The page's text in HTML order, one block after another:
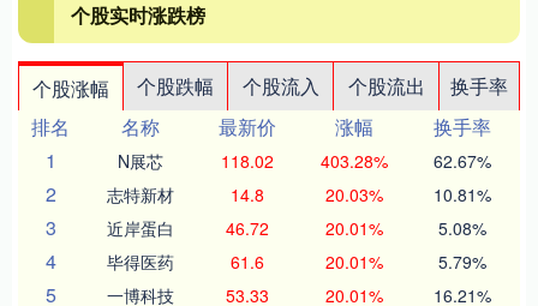
个股实时涨跌榜
个股涨幅 个股跌幅 个股流入 个股流出
换手率
排名
名称 最新价 涨幅
换手率
1
N展芯 118.02 403.28% 62.67%
2 志特新材 14.8 20.03% 10.81%
3 近岸蛋白 46.72 20.01% 5.08%
4 毕得医药 61.6 20.01% 5.79%
5 一博科技 53.33 20.01% 16.21%